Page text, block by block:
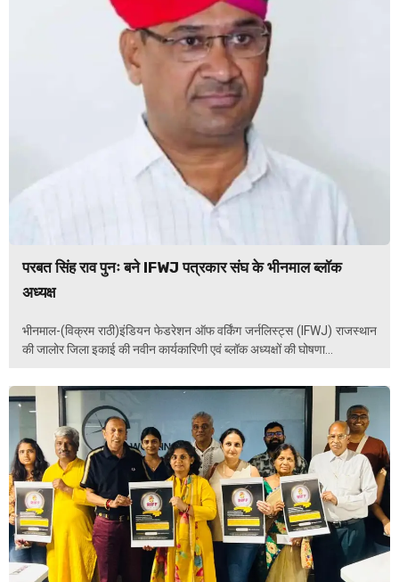
परबत सिंह राव पुनः बने IFWJ पत्रकार संघ के भीनमाल ब्लॉक
अध्यक्ष
भीनमाल-(विक्रम राठी)इंडियन फेडरेशन ऑफ वर्किंग जर्नलिस्ट्स (IFWJ) राजस्थान
की जालोर जिला इकाई की नवीन कार्यकारिणी एवं ब्लॉक अध्यक्षों की घोषणा...